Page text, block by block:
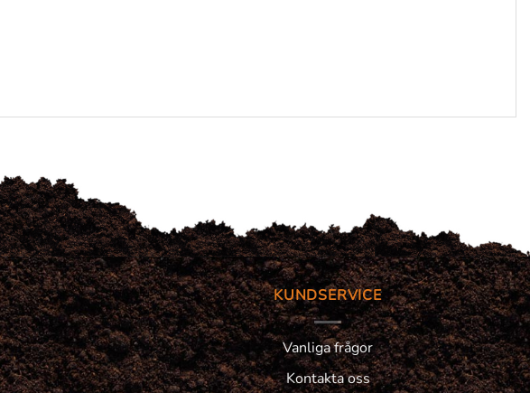
KUNDSERVICE
Vanliga frågor
Kontakta oss